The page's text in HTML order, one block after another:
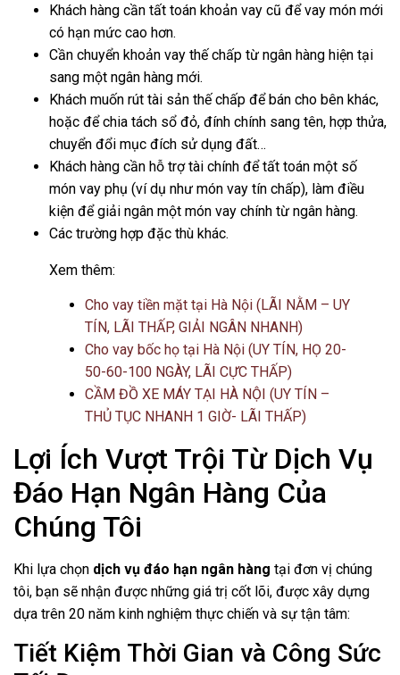
Khách hàng cần tất toán khoản vay cũ để vay món mới
có hạn mức cao hơn.
Cần chuyển khoản vay thế chấp từ ngân hàng hiện tại
sang một ngân hàng mới.
Khách muốn rút tài sản thế chấp để bán cho bên khác,
hoặc để chia tách sổ đỏ, đính chính sang tên, hợp thửa,
chuyển đổi mục đích sử dụng đất…
Khách hàng cần hỗ trợ tài chính để tất toán một số
món vay phụ (ví dụ như món vay tín chấp), làm điều
kiện để giải ngân một món vay chính từ ngân hàng.
Các trường hợp đặc thù khác.
Xem thêm:
Cho vay tiền mặt tại Hà Nội (LÃI NẰM – UY
TÍN, LÃI THẤP, GIẢI NGÂN NHANH)
Cho vay bốc họ tại Hà Nội (UY TÍN, HỌ 20-
50-60-100 NGÀY, LÃI CỰC THẤP)
CẦM ĐỒ XE MÁY TẠI HÀ NỘI (UY TÍN –
THỦ TỤC NHANH 1 GIỜ- LÃI THẤP)
Lợi Ích Vượt Trội Từ Dịch Vụ
Đáo Hạn Ngân Hàng Của
Chúng Tôi
Khi lựa chọn dịch vụ đáo hạn ngân hàng tại đơn vị chúng
tôi, bạn sẽ nhận được những giá trị cốt lõi, được xây dựng
dựa trên 20 năm kinh nghiệm thực chiến và sự tận tâm:
Tiết Kiệm Thời Gian và Công Sức